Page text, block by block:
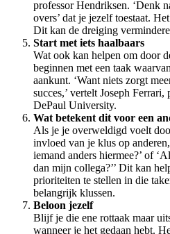
professor Hendriksen. ‘Denk
overs’ dat je jezelf toestaat.
Dit kan de dreiging
Start met iets haalbaars
Wat ook kan helpen om door
beginnen met een taak
aankunt. ‘Want niets zorgt
succes,’ vertelt Joseph
DePaul University.
Wat betekent dit voor een
Als je je overweldigd voelt
invloed van je klus op
iemand anders hiermee?’ of
dan mijn collega?’’ Dit kan
prioriteiten te stellen in die
belangrijk klussen.
Beloon jezelf
Blijf je die ene rottaak maar
wanneer je het gedaan hebt.